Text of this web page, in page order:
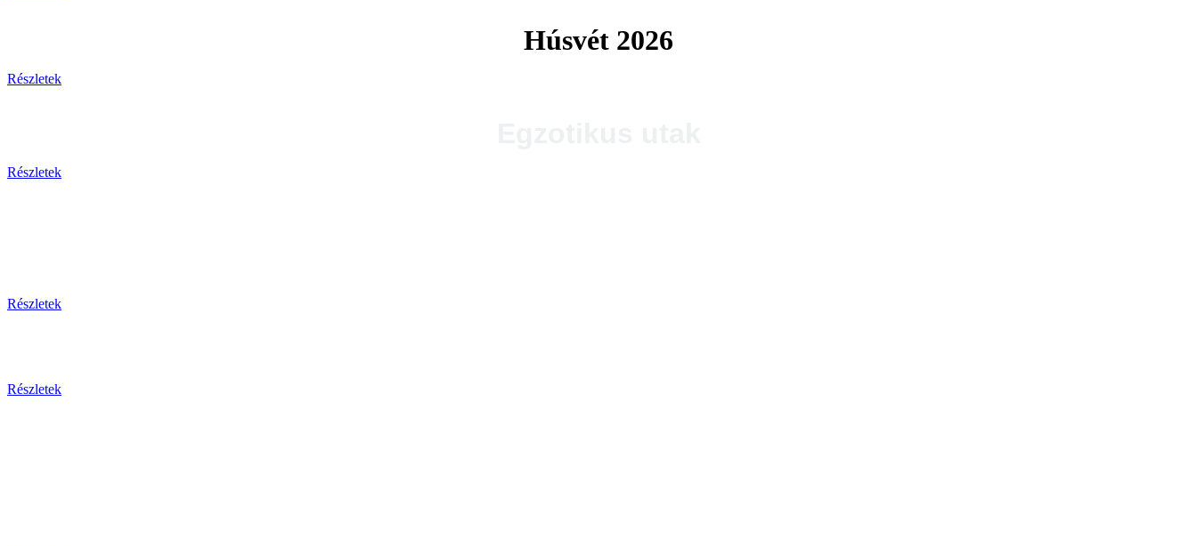
Húsvét 2026
Részletek
Részletek
Részletek
Részletek